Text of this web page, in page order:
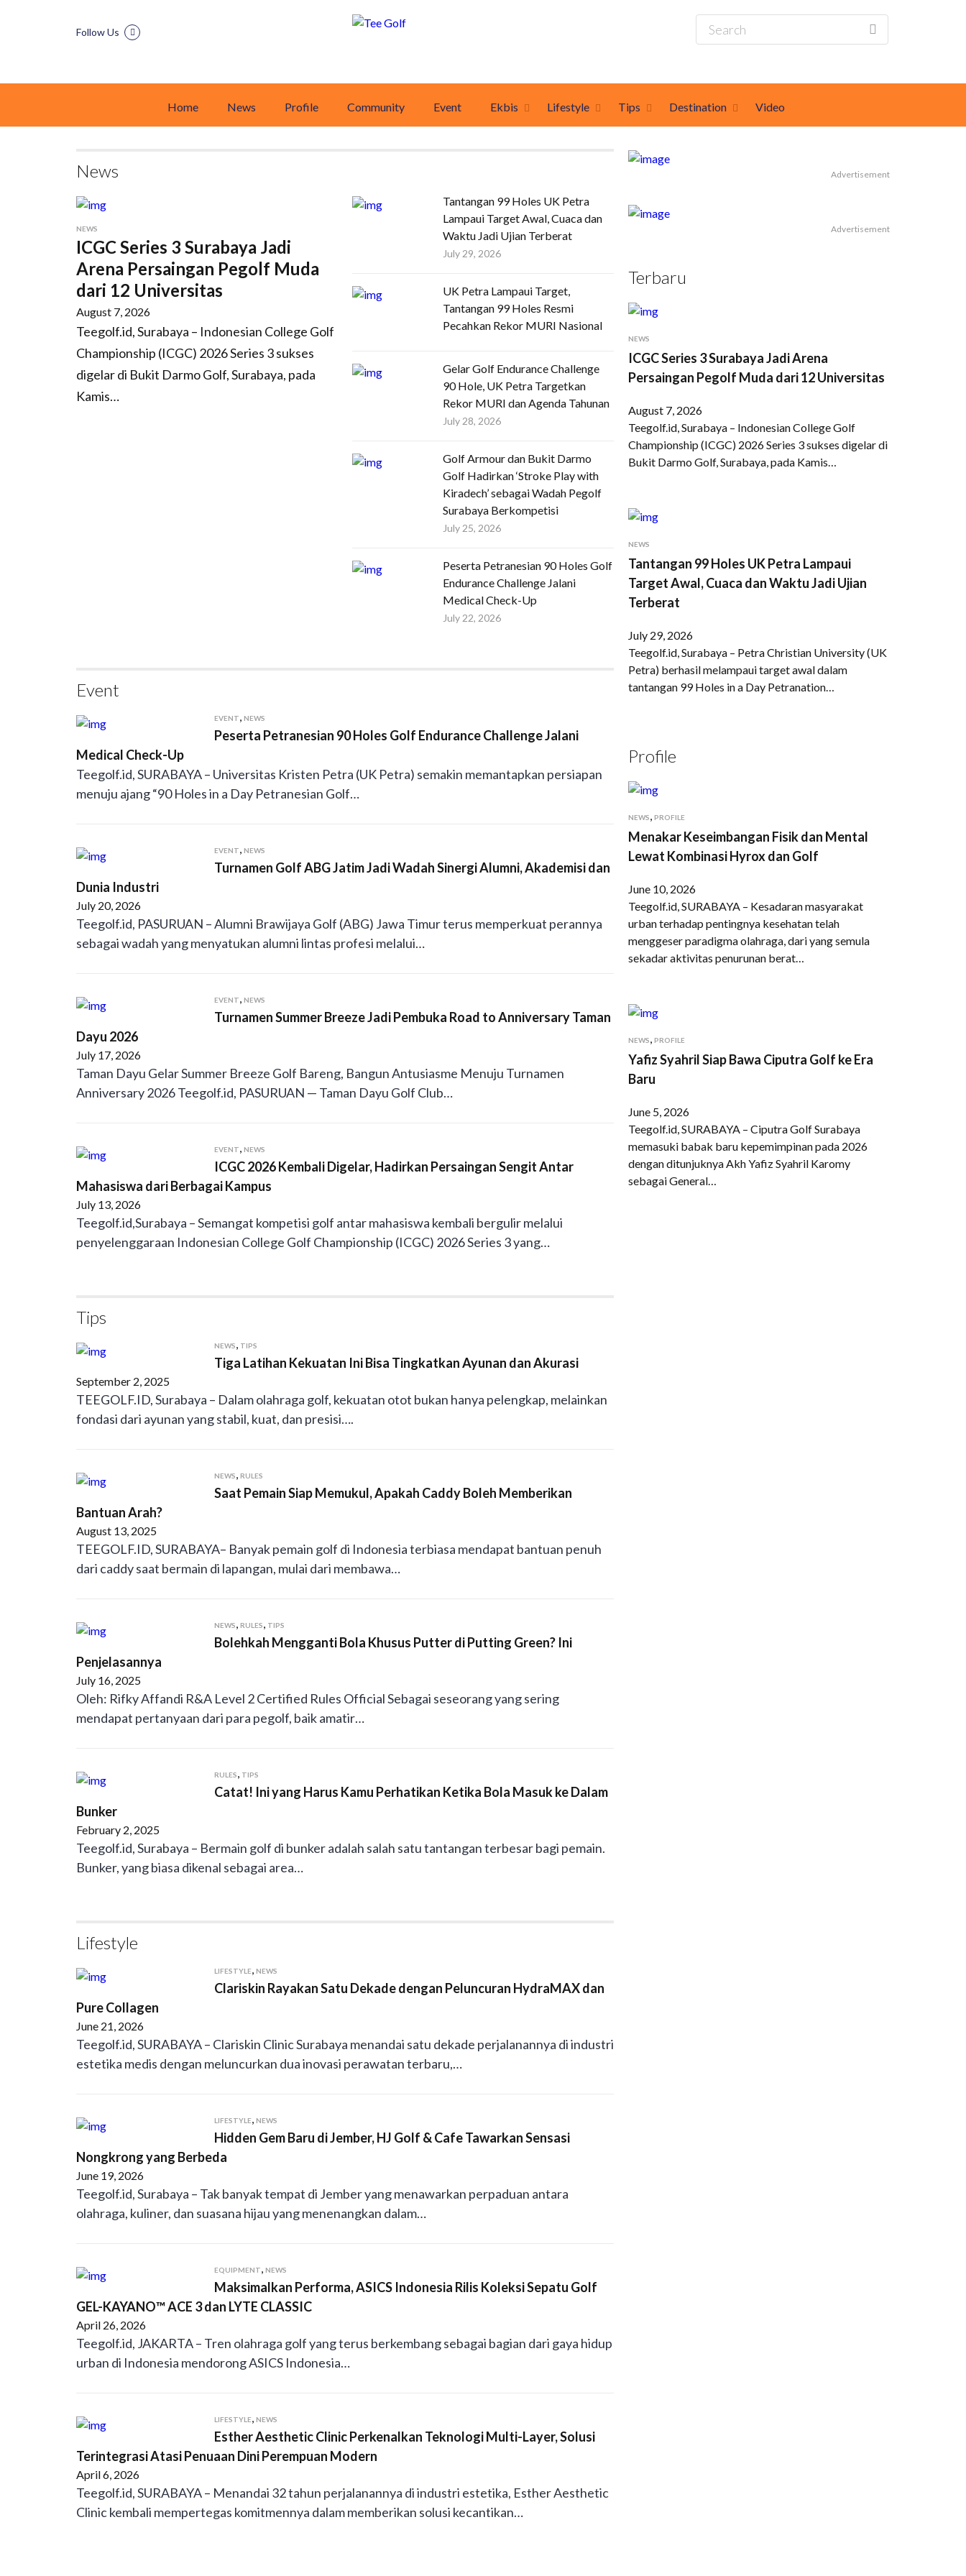
Follow Us
Home News Profile Community Event Ekbis Lifestyle Tips Destination Video
News
NEWS
ICGC Series 3 Surabaya Jadi
Arena Persaingan Pegolf Muda
dari 12 Universitas
August 7, 2026
Teegolf.id, Surabaya – Indonesian College Golf
Championship (ICGC) 2026 Series 3 sukses
digelar di Bukit Darmo Golf, Surabaya, pada
Kamis…
Tantangan 99 Holes UK Petra
Lampaui Target Awal, Cuaca dan
Waktu Jadi Ujian Terberat
July 29, 2026
UK Petra Lampaui Target,
Tantangan 99 Holes Resmi
Pecahkan Rekor MURI Nasional
Gelar Golf Endurance Challenge
90 Hole, UK Petra Targetkan
Rekor MURI dan Agenda Tahunan
July 28, 2026
Golf Armour dan Bukit Darmo
Golf Hadirkan ‘Stroke Play with
Kiradech’ sebagai Wadah Pegolf
Surabaya Berkompetisi
July 25, 2026
Peserta Petranesian 90 Holes Golf
Endurance Challenge Jalani
Medical Check-Up
July 22, 2026
Event
EVENT, NEWS
Peserta Petranesian 90 Holes Golf Endurance Challenge Jalani
Medical Check-Up
Teegolf.id, SURABAYA – Universitas Kristen Petra (UK Petra) semakin memantapkan persiapan
menuju ajang “90 Holes in a Day Petranesian Golf…
EVENT, NEWS
Turnamen Golf ABG Jatim Jadi Wadah Sinergi Alumni, Akademisi dan
Dunia Industri
July 20, 2026
Teegolf.id, PASURUAN – Alumni Brawijaya Golf (ABG) Jawa Timur terus memperkuat perannya
sebagai wadah yang menyatukan alumni lintas profesi melalui…
EVENT, NEWS
Turnamen Summer Breeze Jadi Pembuka Road to Anniversary Taman
Dayu 2026
July 17, 2026
Taman Dayu Gelar Summer Breeze Golf Bareng, Bangun Antusiasme Menuju Turnamen
Anniversary 2026 Teegolf.id, PASURUAN — Taman Dayu Golf Club…
EVENT, NEWS
ICGC 2026 Kembali Digelar, Hadirkan Persaingan Sengit Antar
Mahasiswa dari Berbagai Kampus
July 13, 2026
Teegolf.id,Surabaya – Semangat kompetisi golf antar mahasiswa kembali bergulir melalui
penyelenggaraan Indonesian College Golf Championship (ICGC) 2026 Series 3 yang…
Tips
NEWS, TIPS
Tiga Latihan Kekuatan Ini Bisa Tingkatkan Ayunan dan Akurasi
September 2, 2025
TEEGOLF.ID, Surabaya – Dalam olahraga golf, kekuatan otot bukan hanya pelengkap, melainkan
fondasi dari ayunan yang stabil, kuat, dan presisi….
NEWS, RULES
Saat Pemain Siap Memukul, Apakah Caddy Boleh Memberikan
Bantuan Arah?
August 13, 2025
TEEGOLF.ID, SURABAYA– Banyak pemain golf di Indonesia terbiasa mendapat bantuan penuh
dari caddy saat bermain di lapangan, mulai dari membawa…
NEWS, RULES, TIPS
Bolehkah Mengganti Bola Khusus Putter di Putting Green? Ini
Penjelasannya
July 16, 2025
Oleh: Rifky Affandi R&A Level 2 Certified Rules Official Sebagai seseorang yang sering
mendapat pertanyaan dari para pegolf, baik amatir…
RULES, TIPS
Catat! Ini yang Harus Kamu Perhatikan Ketika Bola Masuk ke Dalam
Bunker
February 2, 2025
Teegolf.id, Surabaya – Bermain golf di bunker adalah salah satu tantangan terbesar bagi pemain.
Bunker, yang biasa dikenal sebagai area…
Lifestyle
LIFESTYLE, NEWS
Clariskin Rayakan Satu Dekade dengan Peluncuran HydraMAX dan
Pure Collagen
June 21, 2026
Teegolf.id, SURABAYA – Clariskin Clinic Surabaya menandai satu dekade perjalanannya di industri
estetika medis dengan meluncurkan dua inovasi perawatan terbaru,…
LIFESTYLE, NEWS
Hidden Gem Baru di Jember, HJ Golf & Cafe Tawarkan Sensasi
Nongkrong yang Berbeda
June 19, 2026
Teegolf.id, Surabaya – Tak banyak tempat di Jember yang menawarkan perpaduan antara
olahraga, kuliner, dan suasana hijau yang menenangkan dalam…
EQUIPMENT, NEWS
Maksimalkan Performa, ASICS Indonesia Rilis Koleksi Sepatu Golf
GEL-KAYANO™ ACE 3 dan LYTE CLASSIC
April 26, 2026
Teegolf.id, JAKARTA – Tren olahraga golf yang terus berkembang sebagai bagian dari gaya hidup
urban di Indonesia mendorong ASICS Indonesia…
LIFESTYLE, NEWS
Esther Aesthetic Clinic Perkenalkan Teknologi Multi-Layer, Solusi
Terintegrasi Atasi Penuaan Dini Perempuan Modern
April 6, 2026
Teegolf.id, SURABAYA – Menandai 32 tahun perjalanannya di industri estetika, Esther Aesthetic
Clinic kembali mempertegas komitmennya dalam memberikan solusi kecantikan…
Advertisement
Advertisement
Terbaru
NEWS
ICGC Series 3 Surabaya Jadi Arena
Persaingan Pegolf Muda dari 12 Universitas
August 7, 2026
Teegolf.id, Surabaya – Indonesian College Golf
Championship (ICGC) 2026 Series 3 sukses digelar di
Bukit Darmo Golf, Surabaya, pada Kamis…
NEWS
Tantangan 99 Holes UK Petra Lampaui
Target Awal, Cuaca dan Waktu Jadi Ujian
Terberat
July 29, 2026
Teegolf.id, Surabaya – Petra Christian University (UK
Petra) berhasil melampaui target awal dalam
tantangan 99 Holes in a Day Petranation…
Profile
NEWS PROFILE
Menakar Keseimbangan Fisik dan Mental
Lewat Kombinasi Hyrox dan Golf
June 10, 2026
Teegolf.id, SURABAYA – Kesadaran masyarakat
urban terhadap pentingnya kesehatan telah
menggeser paradigma olahraga, dari yang semula
sekadar aktivitas penurunan berat…
NEWS PROFILE
Yafiz Syahril Siap Bawa Ciputra Golf ke Era
Baru
June 5, 2026
Teegolf.id, SURABAYA – Ciputra Golf Surabaya
memasuki babak baru kepemimpinan pada 2026
dengan ditunjuknya Akh Yafiz Syahril Karomy
sebagai General…